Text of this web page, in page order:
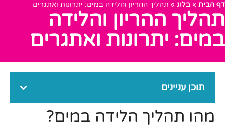
דף הבית » בלוג » תהליך ההריון והלידה במים: יתרונות ואתגרים
תהליך ההריון והלידה
במים: יתרונות ואתגרים
תוכן עניינים
מהו תהליך הלידה במים?